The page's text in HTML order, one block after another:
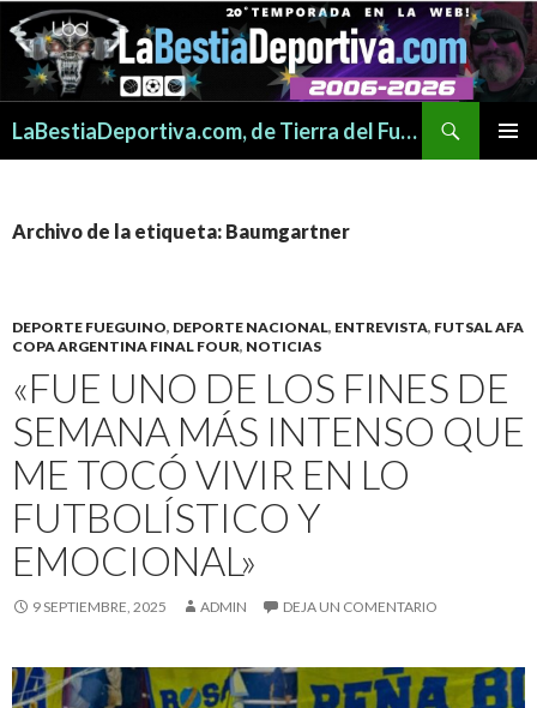
LaBestiaDeportiva.com, de Tierra del Fuego para todo el mundo
Archivo de la etiqueta: Baumgartner
DEPORTE FUEGUINO, DEPORTE NACIONAL, ENTREVISTA, FUTSAL AFA
COPA ARGENTINA FINAL FOUR, NOTICIAS
«FUE UNO DE LOS FINES DE
SEMANA MÁS INTENSO QUE
ME TOCÓ VIVIR EN LO
FUTBOLÍSTICO Y
EMOCIONAL»
9 SEPTIEMBRE, 2025 ADMIN DEJA UN COMENTARIO